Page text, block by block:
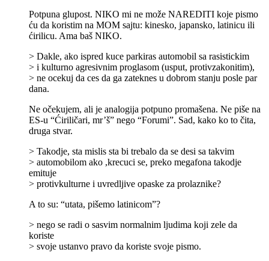
Potpuna glupost. NIKO mi ne može NAREDITI koje pismo
ću da koristim na MOM sajtu: kinesko, japansko, latinicu ili
ćirilicu. Ama baš NIKO.
> Dakle, ako ispred kuce parkiras automobil sa rasistickim
> i kulturno agresivnim proglasom (usput, protivzakonitim),
> ne ocekuj da ces da ga zateknes u dobrom stanju posle par
dana.
Ne očekujem, ali je analogija potpuno promašena. Ne piše na
ES-u “Ćiriličari, mr’š” nego “Forumi”. Sad, kako ko to čita,
druga stvar.
> Takodje, sta mislis sta bi trebalo da se desi sa takvim
> automobilom ako ,krecuci se, preko megafona takodje
emituje
> protivkulturne i uvredljive opaske za prolaznike?
A to su: “utata, pišemo latinicom”?
> nego se radi o sasvim normalnim ljudima koji zele da
koriste
> svoje ustanvo pravo da koriste svoje pismo.